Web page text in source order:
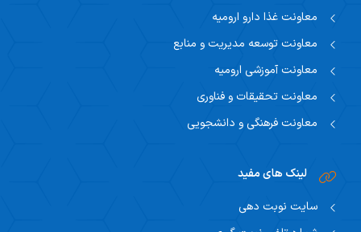
معاونت غذا دارو ارومیه
معاونت توسعه مدیریت و منابع
معاونت آموزشی ارومیه
معاونت تحقیقات و فناوری
معاونت فرهنگی و دانشجویی
لینک های مفید
سایت نوبت دهی